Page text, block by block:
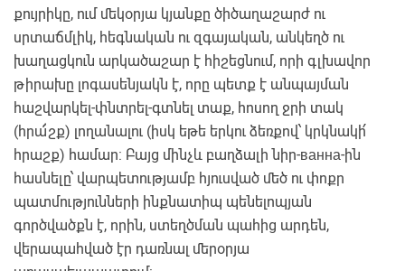
քույրիկը, ում մեկօրյա կյանքը ծիծաղաշարժ ու
սրտաճմլիկ, հեգնական ու զգայական, անկեղծ ու
խաղացկուն արկածաշար է հիշեցնում, որի գլխավոր
թիրախը լոգասենյակն է, որը պետք է անպայման
հաշվարկել-փնտրել-գտնել տաք, հոսող ջրի տակ
(հրա՜շք) լողանալու (իսկ եթե երկու ձեռքով՝ կրկնակի՛
հրաշք) համար: Բայց մինչև բաղձալի նիր-ванна-ին
հասնելը՝ վարպետությամբ հյուսված մեծ ու փոքր
պատմությունների ինքնատիպ պենելոպյան
գործվածքն է, որին, ստեղծման պահից արդեն,
վերապահված էր դառնալ մերօրյա